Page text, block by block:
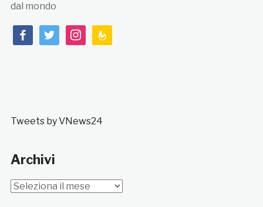
dal mondo
facebooktwitterinstagramfeedburner
Tweets by VNews24
Archivi
Archivi